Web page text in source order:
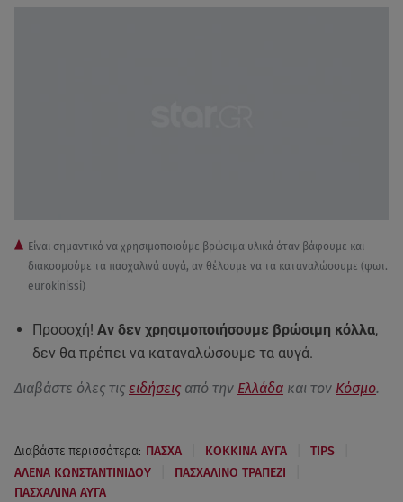
Είναι σημαντικό να χρησιμοποιούμε βρώσιμα υλικά όταν βάφουμε και
διακοσμούμε τα πασχαλινά αυγά, αν θέλουμε να τα καταναλώσουμε (φωτ.
eurokinissi)
Προσοχή! Αν δεν χρησιμοποιήσουμε βρώσιμη κόλλα,
δεν θα πρέπει να καταναλώσουμε τα αυγά.
Διαβάστε όλες τις ειδήσεις από την Ελλάδα και τον Κόσμο.
Διαβάστε περισσότερα: ΠΑΣΧΑ ΚΟΚΚΙΝΑ ΑΥΓΑ TIPS
ΑΛΕΝΑ ΚΩΝΣΤΑΝΤΙΝΙΔΟΥ ΠΑΣΧΑΛΙΝΟ ΤΡΑΠΕΖΙ
ΠΑΣΧΑΛΙΝΑ ΑΥΓΑ